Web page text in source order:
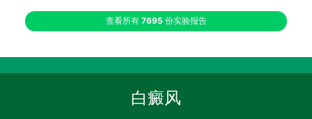
查看所有 7695 份实验报告
白癜风